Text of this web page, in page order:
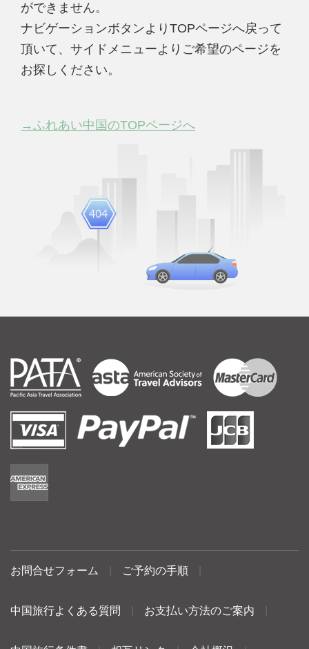
ができません。
ナビゲーションボタンよりTOPページへ戻って
頂いて、サイドメニューよりご希望のページを
お探しください。
→ふれあい中国のTOPページへ
お問合せフォーム ご予約の手順
中国旅行よくある質問 お支払い方法のご案内